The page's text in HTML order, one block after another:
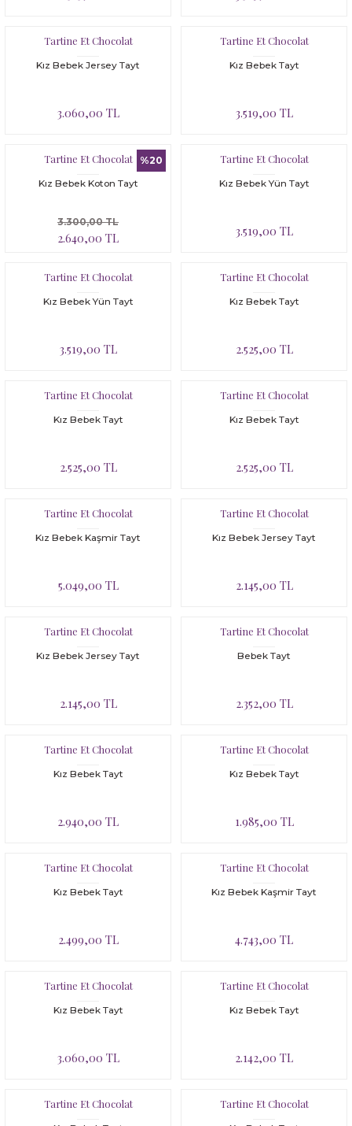
Nevresim Çeşitleri
Plaj Koleksiyonu
Tuvalet Çantası
Yatak Çevresi
Tartine Et Chocolat
Kız Bebek Jersey Tayt
3.060,00 TL
Tartine Et Chocolat
Kız Bebek Tayt
3.519,00 TL
%20
Tartine Et Chocolat
Kız Bebek Koton Tayt
2.640,00 TL
3.300,00 TL
Tartine Et Chocolat
Kız Bebek Yün Tayt
3.519,00 TL
Tartine Et Chocolat
Kız Bebek Yün Tayt
3.519,00 TL
Tartine Et Chocolat
Kız Bebek Tayt
2.525,00 TL
Tartine Et Chocolat
Kız Bebek Tayt
2.525,00 TL
Tartine Et Chocolat
Kız Bebek Tayt
2.525,00 TL
Tartine Et Chocolat
Kız Bebek Kaşmir Tayt
5.049,00 TL
Tartine Et Chocolat
Kız Bebek Jersey Tayt
2.145,00 TL
Tartine Et Chocolat
Kız Bebek Jersey Tayt
2.145,00 TL
Tartine Et Chocolat
Bebek Tayt
2.352,00 TL
Tartine Et Chocolat
Kız Bebek Tayt
2.940,00 TL
Tartine Et Chocolat
Kız Bebek Tayt
1.985,00 TL
Tartine Et Chocolat
Kız Bebek Tayt
2.499,00 TL
Tartine Et Chocolat
Kız Bebek Kaşmir Tayt
4.743,00 TL
Tartine Et Chocolat
Kız Bebek Tayt
3.060,00 TL
Tartine Et Chocolat
Kız Bebek Tayt
2.142,00 TL
Tartine Et Chocolat Tartine Et Chocolat